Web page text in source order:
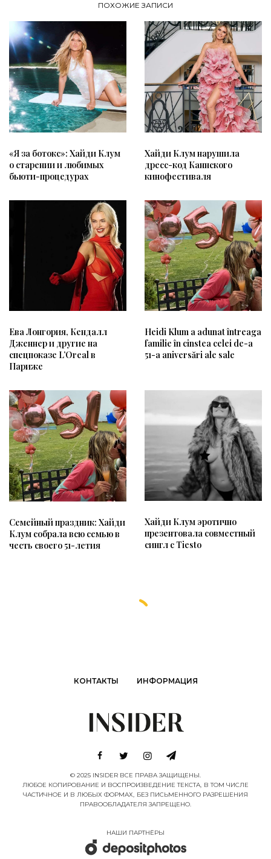
ПОХОЖИЕ ЗАПИСИ
«Я за ботокс»: Хайди Клум
о старении и любимых
бьюти-процедурах
Хайди Клум нарушила
дресс-код Каннского
кинофестиваля
Ева Лонгория, Кендалл
Дженнер и другие на
спецпоказе L’Oreal в
Париже
Heidi Klum a adunat întreaga
familie în cinstea celei de-a
51-a aniversări ale sale
Семейный праздник: Хайди
Клум собрала всю семью в
честь своего 51-летия
Хайди Клум эротично
презентовала совместный
сингл с Tiesto
КОНТАКТЫ ИНФОРМАЦИЯ
© 2025 INSIDER ВСЕ ПРАВА ЗАЩИЩЕНЫ.
ЛЮБОЕ КОПИРОВАНИЕ И ВОСПРОИЗВЕДЕНИЕ ТЕКСТА, В ТОМ ЧИСЛЕ
ЧАСТИЧНОЕ И В ЛЮБЫХ ФОРМАХ, БЕЗ ПИСЬМЕННОГО РАЗРЕШЕНИЯ
ПРАВООБЛАДАТЕЛЯ ЗАПРЕЩЕНО.
НАШИ ПАРТНËРЫ